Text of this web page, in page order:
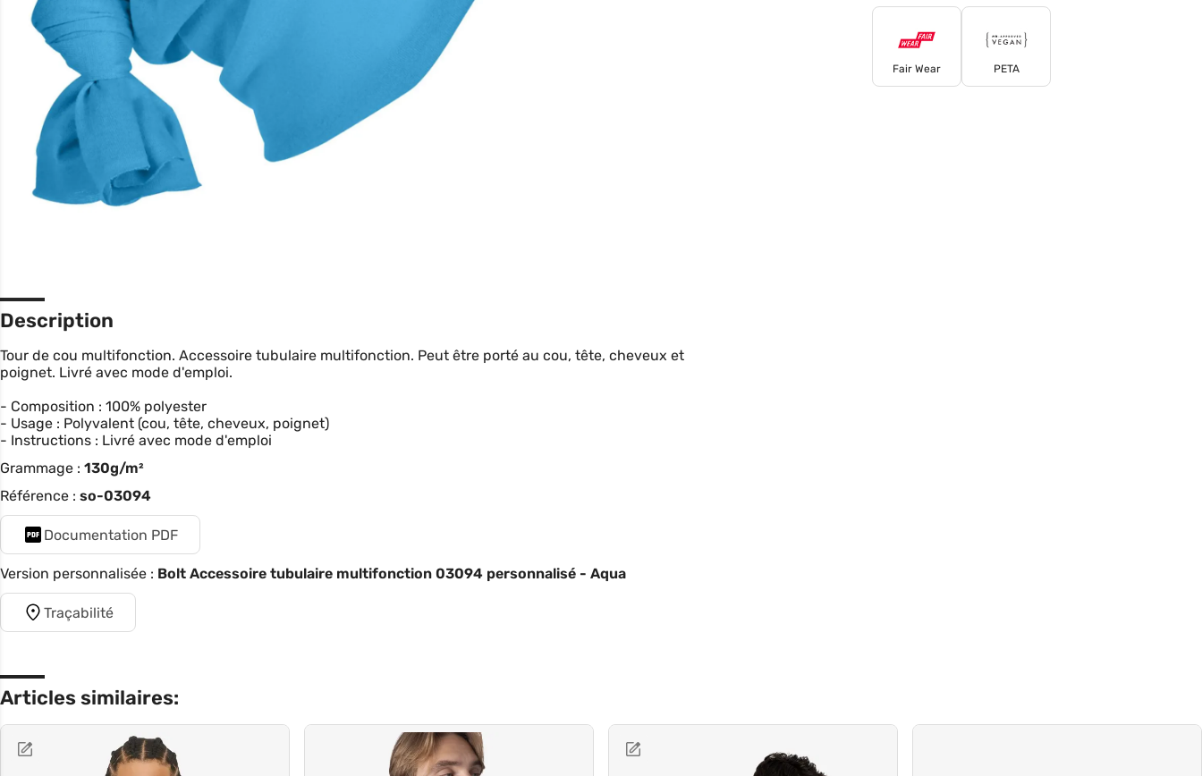
Fair Wear PETA
Description
Tour de cou multifonction. Accessoire tubulaire multifonction. Peut être porté au cou, tête, cheveux et
poignet. Livré avec mode d'emploi.
- Composition : 100% polyester
- Usage : Polyvalent (cou, tête, cheveux, poignet)
- Instructions : Livré avec mode d'emploi
Grammage : 130g/m²
Référence : so-03094
Documentation PDF
Version personnalisée : Bolt Accessoire tubulaire multifonction 03094 personnalisé - Aqua
Traçabilité
Articles similaires: